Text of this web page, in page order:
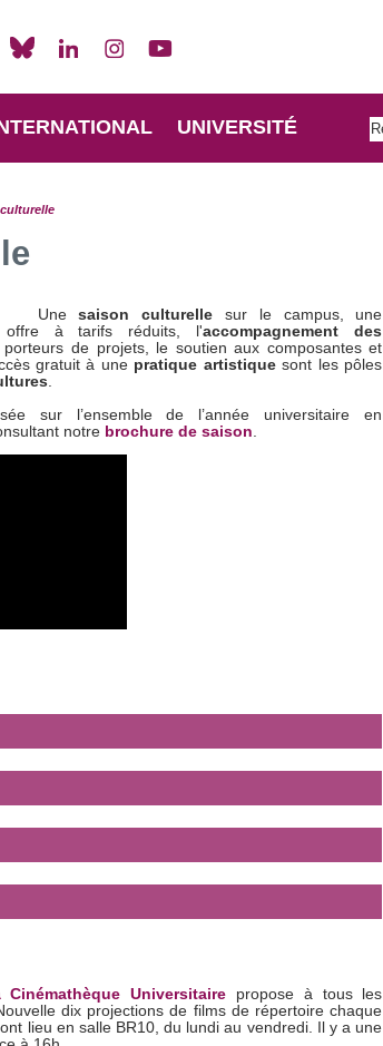
UNIVERSITÉ
culturelle
Unesaison culturelle sur le campus, une
à tarifs réduits, l'accompagnement des
porteurs de projets, le soutien aux composantes et
gratuit à unepratique artistiquesont les pôles
sur l’ensemble de l’année universitaire en
notre brochure de saison
Cinémathèque Universitaire propose à tous les
dix projections de films de répertoire chaque
lieu en salle BR10, du lundi au vendredi. Il y a une